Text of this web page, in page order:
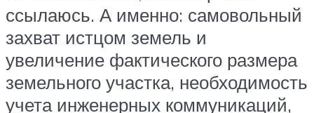
ссылаюсь. А именно: самовольный
захват истцом земель и
увеличение фактического размера
земельного участка, необходимость
учета инженерных коммуникаций,